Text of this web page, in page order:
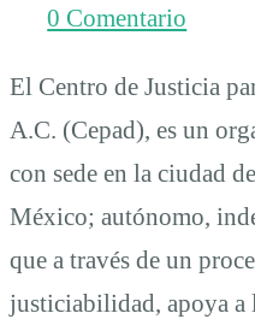
de
tortura
0 Comentario
El Centro de Justicia
A.C. (Cepad), es un
con sede en la ciudad
México; autónomo,
que a través de un
justiciabilidad, apoya a